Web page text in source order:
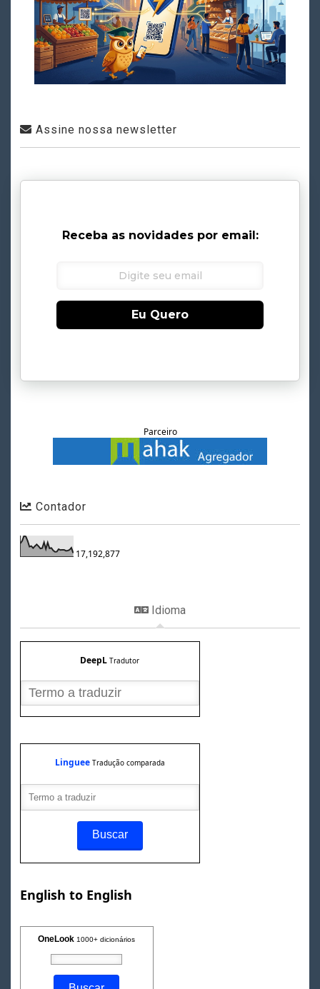
Assine nossa newsletter
Receba as novidades por email:
Eu Quero
Parceiro
Contador
17,192,877
Idioma
DeepL Tradutor
Linguee Tradução comparada
English to English
OneLook 1000+ dicionários